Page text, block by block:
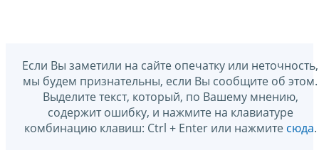
Если Вы заметили на сайте опечатку или неточность,
мы будем признательны, если Вы сообщите об этом.
Выделите текст, который, по Вашему мнению,
содержит ошибку, и нажмите на клавиатуре
комбинацию клавиш: Ctrl + Enter или нажмите сюда.